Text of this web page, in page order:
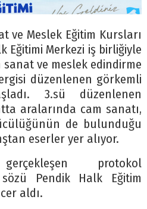
ve Meslek Eğitim Kursları
Eğitimi Merkezi iş birliğiyle
ve meslek edindirme
düzenlenen görkemli
3.sü düzenlenen
aralarında cam sanatı,
de bulunduğu
eserler yer alıyor.
protokol
Pendik Halk Eğitim
aldı.